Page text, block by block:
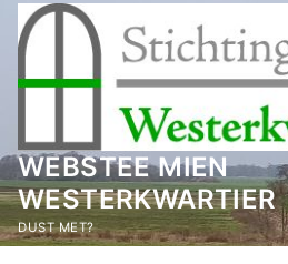
naar
inhoud
WEBSTEE MIEN
WESTERKWARTIER
DUST MET? Zoeken naar: